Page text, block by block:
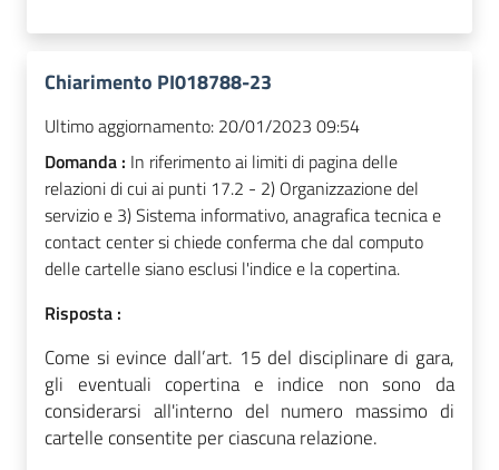
Chiarimento PI018788-23
Ultimo aggiornamento: 20/01/2023 09:54
Domanda : In riferimento ai limiti di pagina delle
relazioni di cui ai punti 17.2 - 2) Organizzazione del
servizio e 3) Sistema informativo, anagrafica tecnica e
contact center si chiede conferma che dal computo
delle cartelle siano esclusi l'indice e la copertina.
Risposta :
Come si evince dall’art. 15 del disciplinare di gara,
gli eventuali copertina e indice non sono da
considerarsi all'interno del numero massimo di
cartelle consentite per ciascuna relazione.